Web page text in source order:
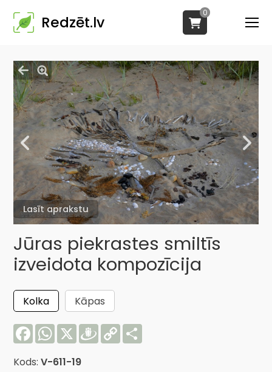
Redzēt.lv
0
Lasīt aprakstu
Jūras piekrastes smiltīs
izveidota kompozīcija
Kolka
Kāpas
FacebookWhatsApp
X Draugiem
Copy
Link
Kods:V-611-19